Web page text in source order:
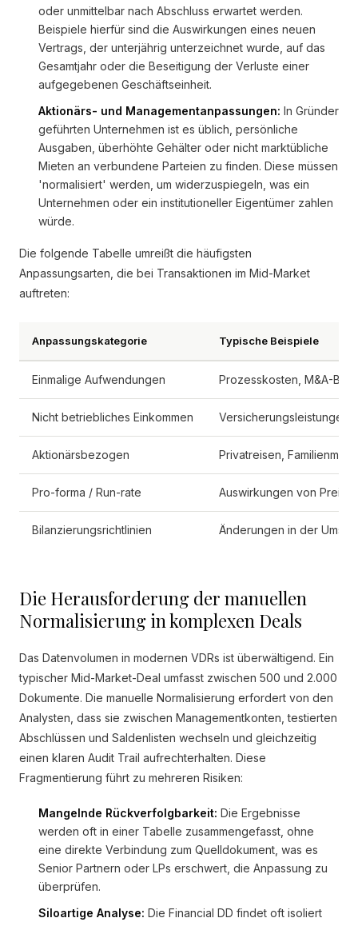
oder unmittelbar nach Abschluss erwartet werden.
Beispiele hierfür sind die Auswirkungen eines neuen
Vertrags, der unterjährig unterzeichnet wurde, auf das
Gesamtjahr oder die Beseitigung der Verluste einer
aufgegebenen Geschäftseinheit.
Aktionärs- und Managementanpassungen: In Gründer
geführten Unternehmen ist es üblich, persönliche
Ausgaben, überhöhte Gehälter oder nicht marktübliche
Mieten an verbundene Parteien zu finden. Diese müssen
'normalisiert' werden, um widerzuspiegeln, was ein
Unternehmen oder ein institutioneller Eigentümer zahlen
würde.
Die folgende Tabelle umreißt die häufigsten
Anpassungsarten, die bei Transaktionen im Mid-Market
auftreten:
Anpassungskategorie Typische Beispiele
Einmalige Aufwendungen Prozesskosten, M&A-
Nicht betriebliches Einkommen Versicherungsleistungen,
Aktionärsbezogen Privatreisen,
Pro-forma / Run-rate Auswirkungen von
Bilanzierungsrichtlinien Änderungen in der
Die Herausforderung der manuellen
Normalisierung in komplexen Deals
Das Datenvolumen in modernen VDRs ist überwältigend. Ein
typischer Mid-Market-Deal umfasst zwischen 500 und 2.000
Dokumente. Die manuelle Normalisierung erfordert von den
Analysten, dass sie zwischen Managementkonten, testierten
Abschlüssen und Saldenlisten wechseln und gleichzeitig
einen klaren Audit Trail aufrechterhalten. Diese
Fragmentierung führt zu mehreren Risiken:
Mangelnde Rückverfolgbarkeit: Die Ergebnisse
werden oft in einer Tabelle zusammengefasst, ohne
eine direkte Verbindung zum Quelldokument, was es
Senior Partnern oder LPs erschwert, die Anpassung zu
überprüfen.
Siloartige Analyse: Die Financial DD findet oft isoliert